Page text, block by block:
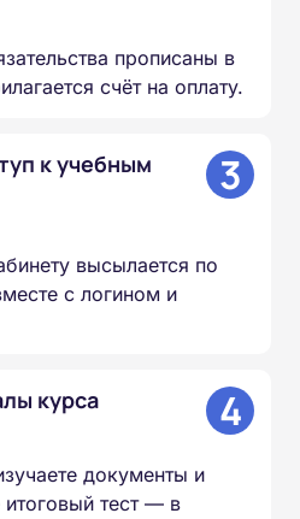
прописаны в
счёт на оплату.
к учебным
3
высылается по
с логином и
курса 4
документы и
итоговый тест — в